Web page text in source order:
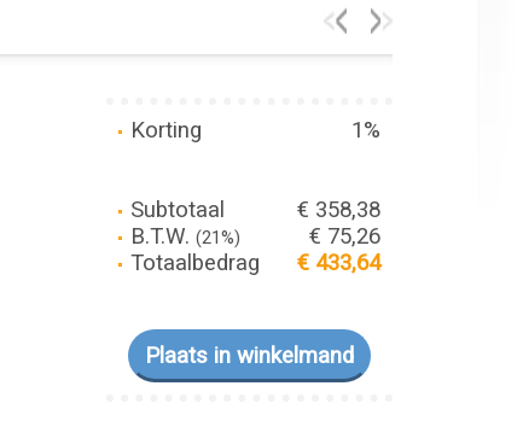
Korting 1%
Subtotaal
€ 358,38
B.T.W. (21%)
€ 75,26
Totaalbedrag
€ 433,64